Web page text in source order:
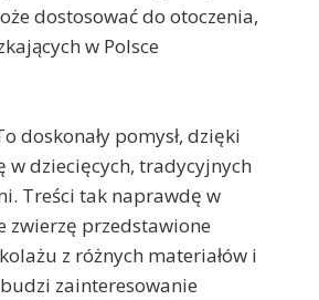
dostosować do otoczenia,
w Polsce
doskonały pomysł, dzięki
dziecięcych, tradycyjnych
Treści tak naprawdę w
zwierzę przedstawione
z różnych materiałów i
zainteresowanie